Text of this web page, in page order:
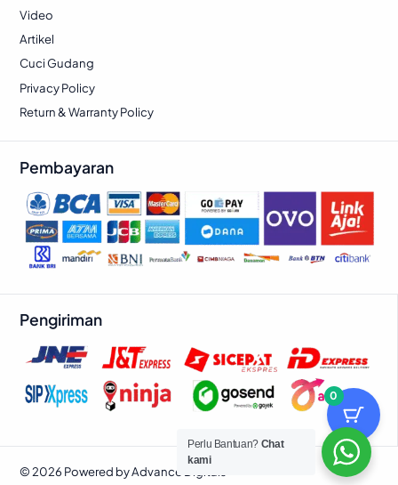
Video
Artikel
Cuci Gudang
Privacy Policy
Return & Warranty Policy
Pembayaran
Pengiriman
© 2026 Powered by Advance Digitals
0
Perlu Bantuan? Chat
kami